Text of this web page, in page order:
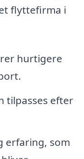
flyttefirma i
hurtigere
tilpasses efter
erfaring, som